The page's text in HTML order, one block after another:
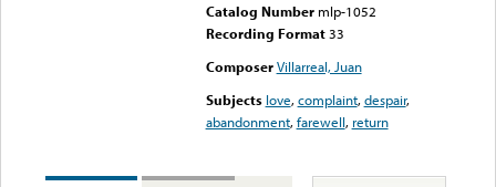
Catalog Number mlp-1052
Recording Format33
Composer Villarreal, Juan
Subjects love,complaint,despair,
abandonment,farewell, return